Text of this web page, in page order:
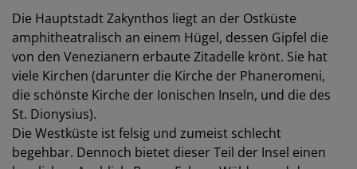
Die Hauptstadt Zakynthos liegt an der Ostküste
amphitheatralisch an einem Hügel, dessen Gipfel die
von den Venezianern erbaute Zitadelle krönt. Sie hat
viele Kirchen (darunter die Kirche der Phaneromeni,
die schönste Kirche der Ionischen Inseln, und die des
St. Dionysius).
Die Westküste ist felsig und zumeist schlecht
begehbar. Dennoch bietet dieser Teil der Insel einen